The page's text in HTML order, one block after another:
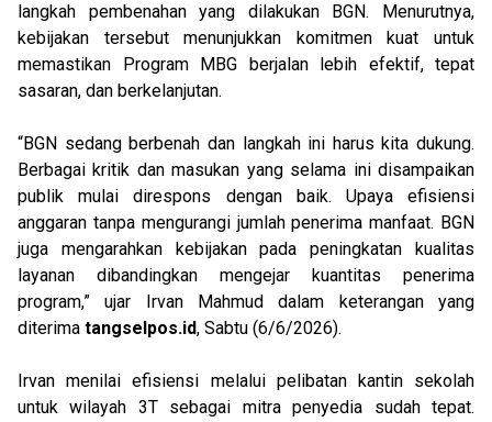
langkah pembenahan yang dilakukan BGN. Menurutnya,
kebijakan tersebut menunjukkan komitmen kuat untuk
memastikan Program MBG berjalan lebih efektif, tepat
sasaran, dan berkelanjutan.
“BGN sedang berbenah dan langkah ini harus kita dukung.
Berbagai kritik dan masukan yang selama ini disampaikan
publik mulai direspons dengan baik. Upaya efisiensi
anggaran tanpa mengurangi jumlah penerima manfaat. BGN
juga mengarahkan kebijakan pada peningkatan kualitas
layanan dibandingkan mengejar kuantitas penerima
program,” ujar Irvan Mahmud dalam keterangan yang
diterima tangselpos.id, Sabtu (6/6/2026).
Irvan menilai efisiensi melalui pelibatan kantin sekolah
untuk wilayah 3T sebagai mitra penyedia sudah tepat.